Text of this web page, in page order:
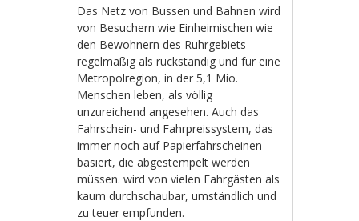
Das Netz von Bussen und Bahnen wird
von Besuchern wie Einheimischen wie
den Bewohnern des Ruhrgebiets
regelmäßig als rückständig und für eine
Metropolregion, in der 5,1 Mio.
Menschen leben, als völlig
unzureichend angesehen. Auch das
Fahrschein- und Fahrpreissystem, das
immer noch auf Papierfahrscheinen
basiert, die abgestempelt werden
müssen. wird von vielen Fahrgästen als
kaum durchschaubar, umständlich und
zu teuer empfunden.